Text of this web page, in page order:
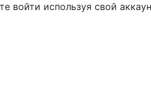
войти используя свой